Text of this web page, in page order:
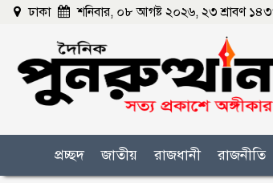
ঢাকা শনিবার, ০৮ আগষ্ট ২০২৬, ২৩ শ্রাবণ
প্রচ্ছদ জাতীয় রাজধানী রাজনীতি